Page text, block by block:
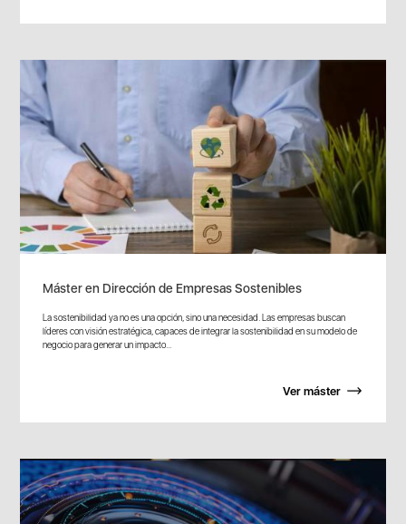
Máster en Dirección de Empresas Sostenibles
La sostenibilidad ya no es una opción, sino una necesidad. Las empresas buscan
líderes con visión estratégica, capaces de integrar la sostenibilidad en su modelo de
negocio para generar un impacto...
Ver máster